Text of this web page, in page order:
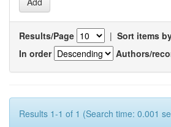
Results/Page | Sort items
In order
Authors/
Results 1-1 of 1 (Search time: 0.001